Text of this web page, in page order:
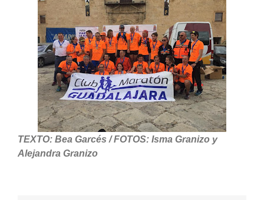
TEXTO: Bea Garcés / FOTOS: Isma Granizo y
Alejandra Granizo